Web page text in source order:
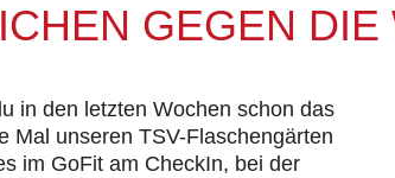
GEGEN
in den letzten Wochen schon das
Mal unseren TSV-Flaschengärten
im GoFit am CheckIn, bei der